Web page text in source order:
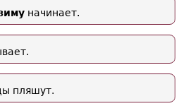
начинает.
пляшут.